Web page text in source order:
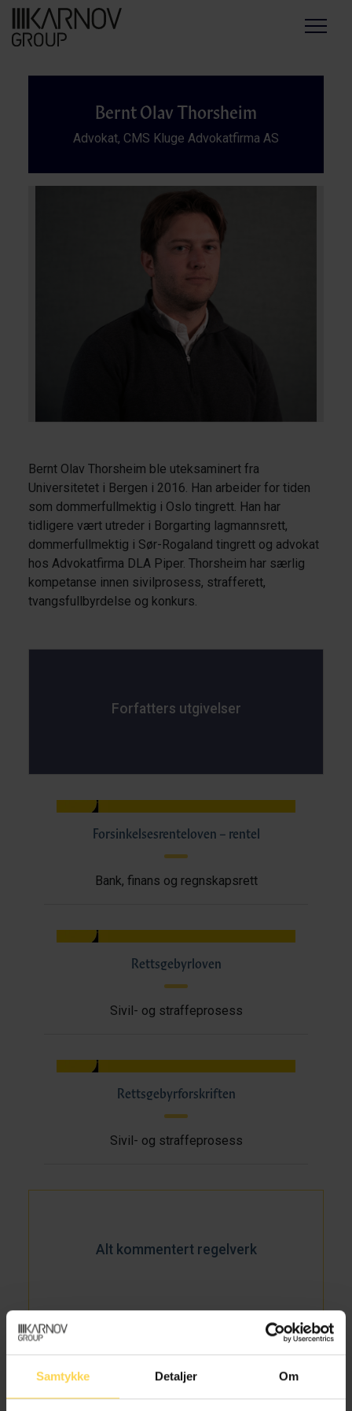
Samtykke Detaljer Om
Menu
Bernt Olav Thorsheim
Advokat, CMS Kluge Advokatfirma AS
Bernt Olav Thorsheim ble uteksaminert fra
Universitetet i Bergen i 2016. Han arbeider for tiden
som dommerfullmektig i Oslo tingrett. Han har
tidligere vært utreder i Borgarting lagmannsrett,
dommerfullmektig i Sør-Rogaland tingrett og advokat
hos Advokatfirma DLA Piper. Thorsheim har særlig
kompetanse innen sivilprosess, strafferett,
tvangsfullbyrdelse og konkurs.
Forfatters utgivelser
Forsinkelsesrenteloven – rentel
Bank, finans og regnskapsrett
Rettsgebyrloven
Sivil- og straffeprosess
Rettsgebyrforskriften
Sivil- og straffeprosess
Alt kommentert regelverk